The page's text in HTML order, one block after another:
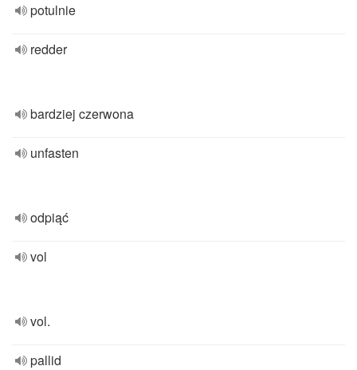
potulnie
redder
bardziej czerwona
unfasten
odpiąć
vol
vol.
pallid